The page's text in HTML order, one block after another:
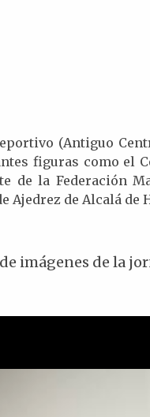
(Antiguo
figuras como el
de la Federación
Ajedrez de Alcalá de
imágenes de la